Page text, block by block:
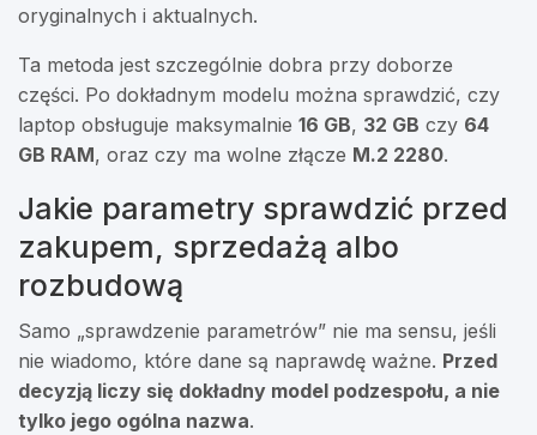
oryginalnych i aktualnych.
Ta metoda jest szczególnie dobra przy doborze
części. Po dokładnym modelu można sprawdzić, czy
laptop obsługuje maksymalnie 16 GB, 32 GB czy 64
GB RAM, oraz czy ma wolne złącze M.2 2280.
Jakie parametry sprawdzić przed
zakupem, sprzedażą albo
rozbudową
Samo „sprawdzenie parametrów” nie ma sensu, jeśli
nie wiadomo, które dane są naprawdę ważne. Przed
decyzją liczy się dokładny model podzespołu, a nie
tylko jego ogólna nazwa.